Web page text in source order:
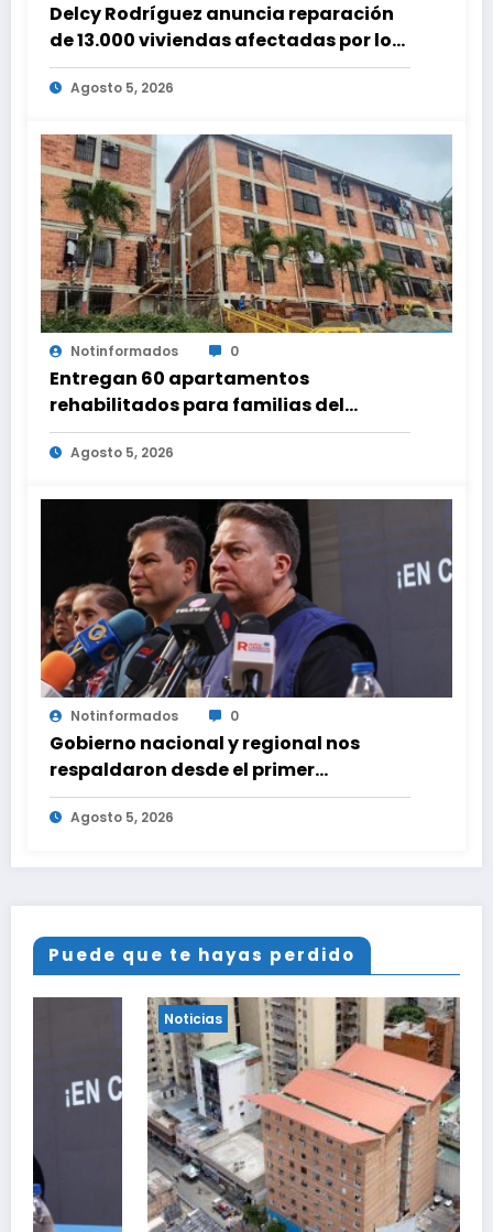
Delcy Rodríguez anuncia reparación
de 13.000 viviendas afectadas por los
terremotos
Agosto 5, 2026
Notinformados 0
Entregan 60 apartamentos
rehabilitados para familias del
urbanismo Ana Victoria en La Guaira
Agosto 5, 2026
Notinformados 0
Gobierno nacional y regional nos
respaldaron desde el primer
momento tras terremotos del 24J
Agosto 5, 2026
Puede que te hayas perdido